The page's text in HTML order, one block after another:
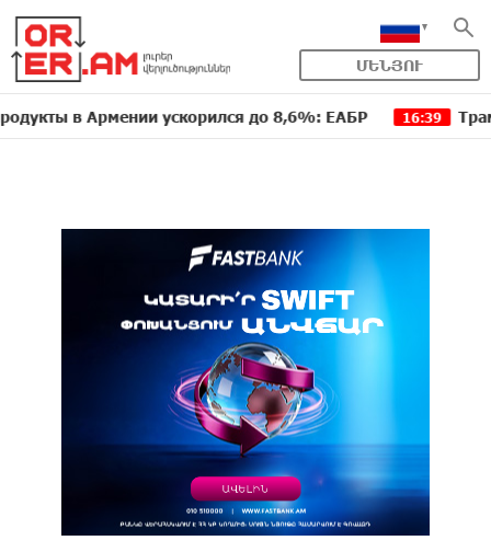
ՄԵՆՅՈՒ
Армении ускорился до 8,6%: ЕАБР 16:39 Трамп: США